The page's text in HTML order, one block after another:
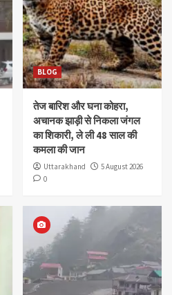
BLOG
तेज बारिश और घना कोहरा,
अचानक झाड़ी से निकला जंगल
का शिकारी, ले ली 48 साल की
कमला की जान
Uttarakhand
5 August 2026
0